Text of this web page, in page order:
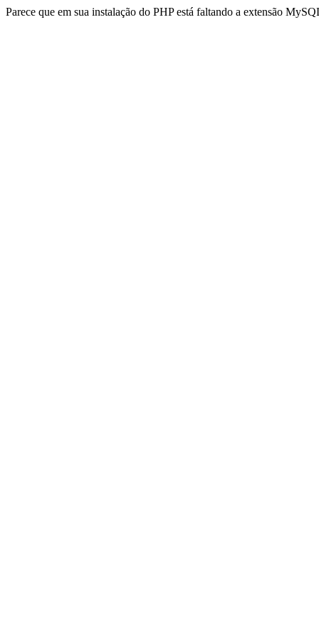
Parece que em sua instalação do PHP está faltando a extensão